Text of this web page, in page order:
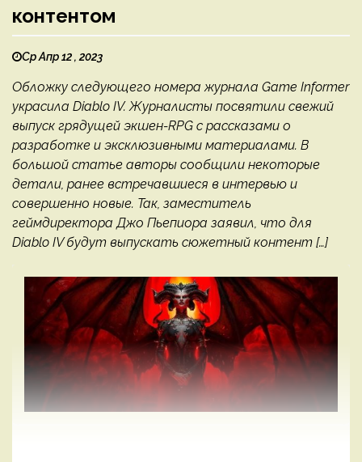
контентом
Ср Апр 12 , 2023
Обложку следующего номера журнала Game Informer
украсила Diablo IV. Журналисты посвятили свежий
выпуск грядущей экшен-RPG с рассказами о
разработке и эксклюзивными материалами. В
большой статье авторы сообщили некоторые
детали, ранее встречавшиеся в интервью и
совершенно новые. Так, заместитель
геймдиректора Джо Пьепиора заявил, что для
Diablo IV будут выпускать сюжетный контент […]